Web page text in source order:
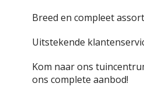
Breed en compleet
Uitstekende
Kom naar ons
ons complete aanbod!